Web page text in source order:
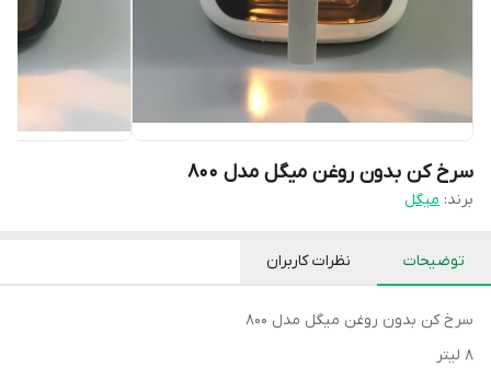
سرخ کن بدون روغن میگل مدل ۸۰۰
برند: میگل
توضیحات نظرات کاربران
سرخ کن بدون روغن میگل مدل ۸۰۰
۸ لیتر